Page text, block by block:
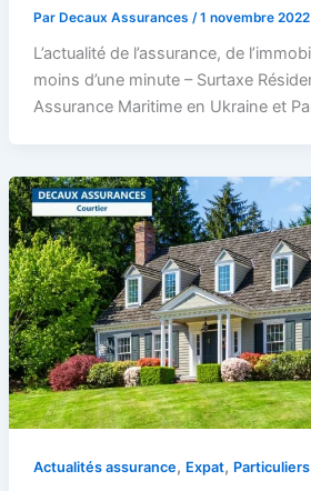
Par Decaux Assurances /1 novembre 2022
L’actualité de l’assurance, de
moins d’une minute – Surtaxe
Assurance Maritime en Ukraine et
Actualités assurance, Expat, Particuliers